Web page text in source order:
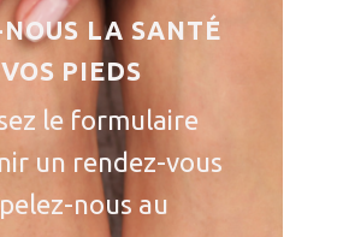
LA SANTÉ
VOS PIEDS
le formulaire
un rendez-vous
nous au